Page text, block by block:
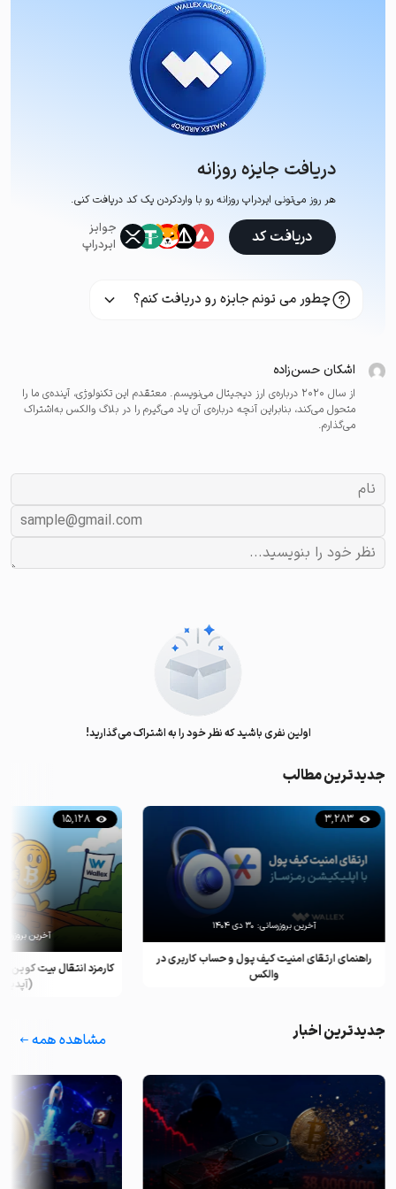
دریافت جایزه روزانه
هر روز می‌تونی ایردراپ روزانه رو با وارد‌کردن یک کد دریافت کنی.
جوایز
ایردراپ
دریافت کد
چطور می تونم جایزه رو دریافت کنم؟
اشکان حسن‌زاده
از سال ۲۰۲۰ درباره‌ی ارز دیجیتال می‌نویسم. معتقدم این تکنولوژی، آینده‌ی ما را
متحول می‌کند، بنابراین آنچه درباره‌ی آن یاد می‌گیرم را در بلاگ والکس به‌اشتراک
می‌گذارم.
اولین نفری باشید که نظر خود را به اشتراک می‌گذارید!
جدیدترین مطالب
راهنمای ارتقای امنیت کیف پول و حساب کاربری در
والکس
3,283
آخرین بروزرسانی: ۳۰ دی ۱۴۰۴
کارمزد انتقال بیت کوین
(آپدیت
15,128
آخرین
جدیدترین اخبار مشاهده همه